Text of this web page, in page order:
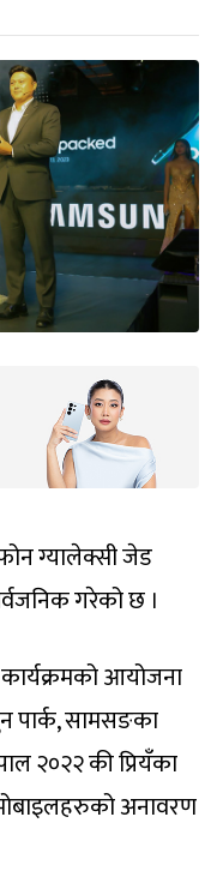
ग्यालेक्सी जेड
गरेको छ ।
आयोजना
पार्क, सामसङका
२०२२ की प्रियँका
अनावरण